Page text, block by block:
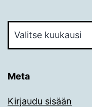
Meta
Kirjaudu sisään